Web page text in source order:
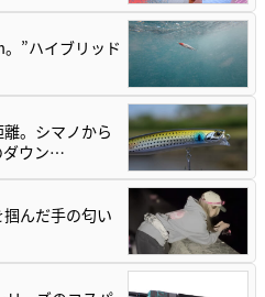
”ハイブリッド
。シマノから
ダウン…
掴んだ手の匂い